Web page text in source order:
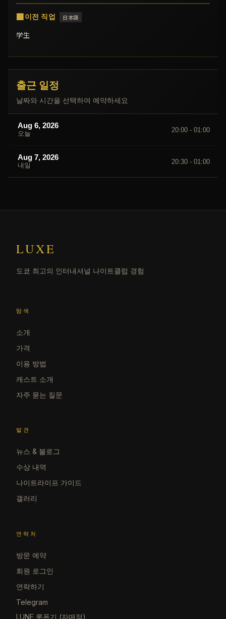
🏢 이전 직업 日本語
学生
출근 일정
날짜와 시간을 선택하여 예약하세요
Aug 6, 2026
오늘 20:00 - 01:00
Aug 7, 2026
내일 20:30 - 01:00
LUXE
도쿄 최고의 인터내셔널 나이트클럽 경험
탐색
소개
가격
이용 방법
캐스트 소개
자주 묻는 질문
발견
뉴스 & 블로그
수상 내역
나이트라이프 가이드
갤러리
연락처
방문 예약
회원 로그인
연락하기
Telegram
LUNE 롯폰기 (자매점)